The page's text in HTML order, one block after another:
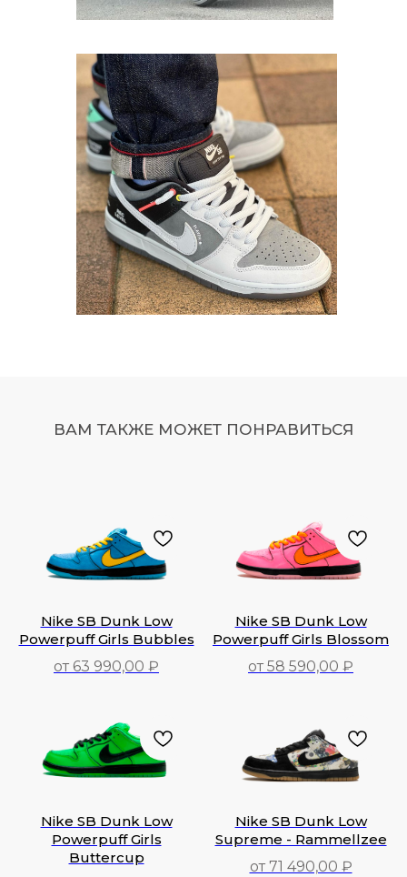
ВАМ ТАКЖЕ МОЖЕТ ПОНРАВИТЬСЯ
Nike SB Dunk Low
Powerpuff Girls Bubbles
от 63 990,00 ₽
Nike SB Dunk Low
Powerpuff Girls Blossom
от 58 590,00 ₽
Nike SB Dunk Low
Powerpuff Girls
Buttercup
Nike SB Dunk Low
Supreme - Rammellzee
от 71 490,00 ₽